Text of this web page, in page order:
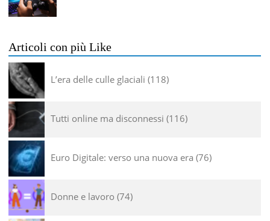
Articoli con più Like
L’era delle culle glaciali 118
Tutti online ma disconnessi 116
Euro Digitale: verso una nuova era 76
Donne e lavoro 74